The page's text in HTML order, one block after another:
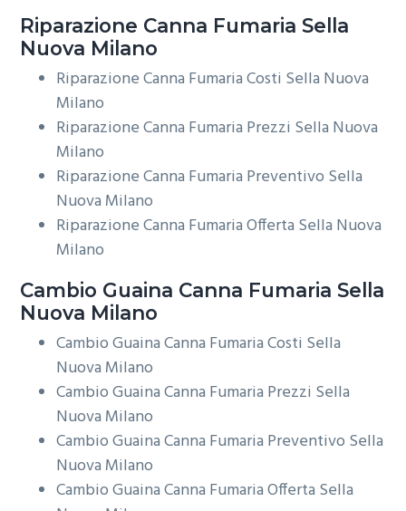
Riparazione Canna Fumaria Sella
Nuova Milano
Riparazione Canna Fumaria Costi Sella Nuova
Milano
Riparazione Canna Fumaria Prezzi Sella Nuova
Milano
Riparazione Canna Fumaria Preventivo Sella
Nuova Milano
Riparazione Canna Fumaria Offerta Sella Nuova
Milano
Cambio Guaina Canna Fumaria Sella
Nuova Milano
Cambio Guaina Canna Fumaria Costi Sella
Nuova Milano
Cambio Guaina Canna Fumaria Prezzi Sella
Nuova Milano
Cambio Guaina Canna Fumaria Preventivo Sella
Nuova Milano
Cambio Guaina Canna Fumaria Offerta Sella